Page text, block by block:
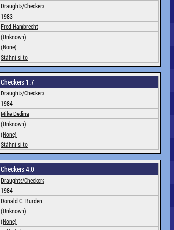
Draughts/Checkers
1983
Fred Hambrecht
(Unknown)
(None)
Stáhni si to
Checkers 1.7
Draughts/Checkers
1984
Mike Dedina
(Unknown)
(None)
Stáhni si to
Checkers 4.0
Draughts/Checkers
1984
Donald G. Burden
(Unknown)
(None)